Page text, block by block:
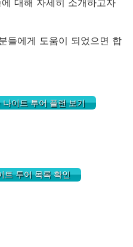
들에게 도움이 되었으면 합
이트 투어 플랜 보기
트 투어 목록 확인